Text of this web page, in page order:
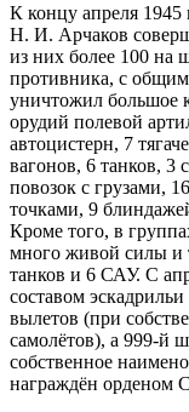
К концу апреля 1945
Н. И. Арчаков
из них более 100 на
противника, с
уничтожил большое
орудий полевой
автоцистерн, 7
вагонов, 6 танков, 3
повозок с грузами,
точками, 9
Кроме того, в
много живой силы и
танков и 6 САУ. С
составом
вылетов (при
самолётов), а 999-й
собственное
награждён орденом